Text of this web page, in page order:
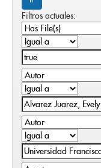
Filtros actuales: